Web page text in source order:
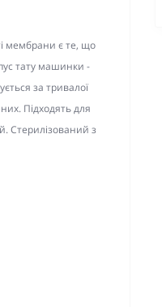
мембрани є те, що
тату машинки -
за тривалої
Підходять для
Стерилізований з